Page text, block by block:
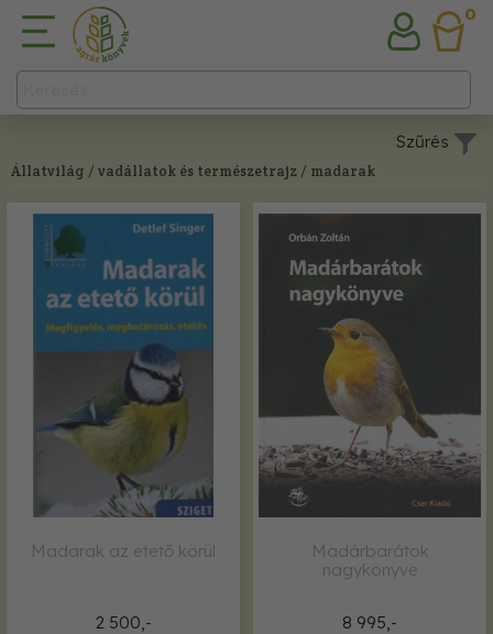
0
Állatvilág / vadállatok és természetrajz / madarak
2 500,-
Madarak az etető körül
8 995,-
Madárbarátok
nagykönyve
Szűrés